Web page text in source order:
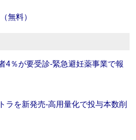
無料）
4％が要受診‐緊急避妊薬事業で報
ラを新発売‐高用量化で投与本数削